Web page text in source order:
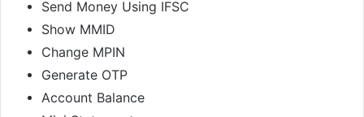
Send Money Using IFSC
Show MMID
Change MPIN
Generate OTP
Account Balance